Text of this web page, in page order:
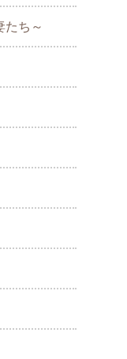
たち～